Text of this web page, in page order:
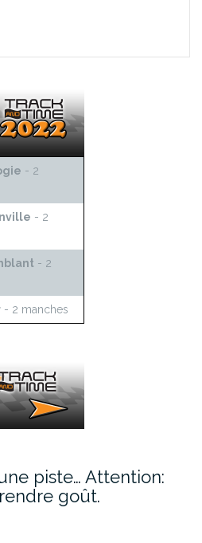
- 2
- 2
- 2
- 2 manches
piste… Attention:
goût.